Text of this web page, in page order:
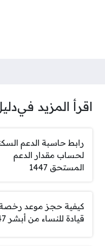
اقرأ المزيد في
رابط حاسبة الدعم
لحساب مقدار الدعم
المستحق 1447
كيفية حجز موعد
قيادة للنساء من أبشر 1447